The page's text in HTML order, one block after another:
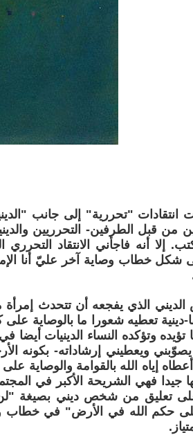
"تحررية" إلى جانب
من قبل الطرفين- التحرريين
إلا أنه فاجأني الانتقاد
شكل خطاب وصاية آخر عليّ أنا
الذي يفجعه أن تتحدث
دينية تعطيه شعورا ما بالوصاية على
وتؤكده النساء الدينيات أيضا
ويعطيني إرشاداته- بكونه
إياه الله بالقوامة والوصاية
جيدا فهي الشريحة الأكبر في
تعليق من شخص ديني بصيغة "لن
حكم الله في الأرض" في خطاب